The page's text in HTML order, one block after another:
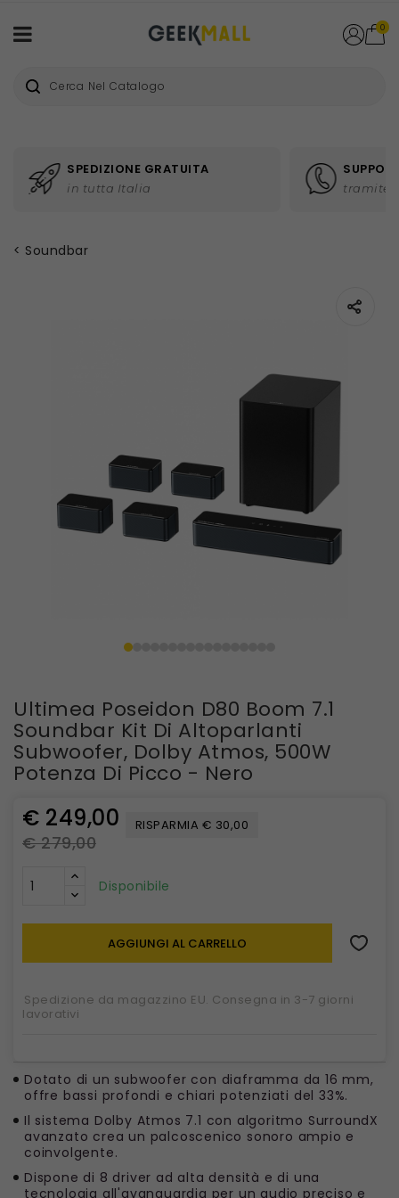
0
SPEDIZIONE GRATUITA
in tutta Italia tramite
Soundbar
Ultimea Poseidon D80 Boom 7.1
Soundbar Kit Di Altoparlanti
Subwoofer, Dolby Atmos, 500W
Potenza Di Picco - Nero
€ 249,00
€ 279,00
RISPARMIA € 30,00
Disponibile
AGGIUNGI AL CARRELLO
Spedizione da magazzino EU. Consegna in 3-7 giorni
lavorativi
Dotato di un subwoofer con diaframma da 16 mm,
offre bassi profondi e chiari potenziati del 33%.
Il sistema Dolby Atmos 7.1 con algoritmo SurroundX
avanzato crea un palcoscenico sonoro ampio e
coinvolgente.
Dispone di 8 driver ad alta densità e di una
tecnologia all'avanguardia per un audio preciso e